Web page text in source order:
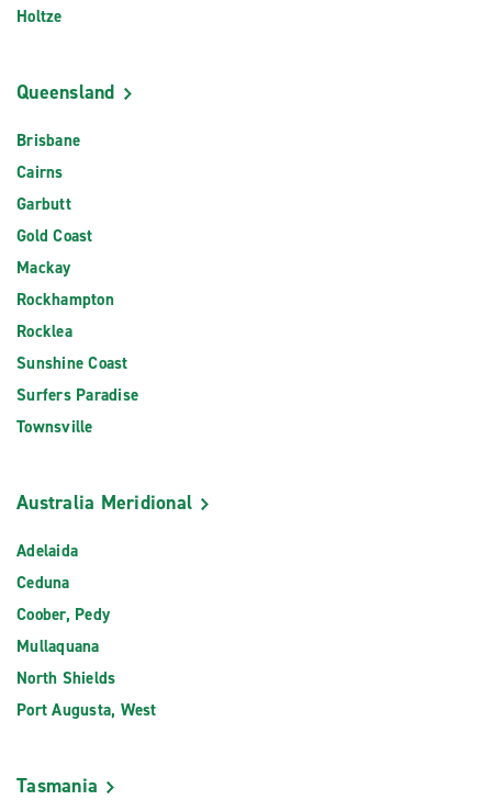
Holtze
Queensland
Brisbane
Cairns
Garbutt
Gold Coast
Mackay
Rockhampton
Rocklea
Sunshine Coast
Surfers Paradise
Townsville
Australia Meridional
Adelaida
Ceduna
Coober, Pedy
Mullaquana
North Shields
Port Augusta, West
Tasmania